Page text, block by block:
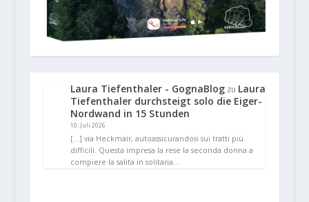
Laura Tiefenthaler - GognaBlogzu Laura
Tiefenthaler durchsteigt solo die Eiger-
Nordwand in 15 Stunden
10. Juli 2026
[…] via Heckmair, autoassicurandosi sui tratti più
difficili. Questa impresa la rese la seconda donna a
compiere la salita in solitaria…